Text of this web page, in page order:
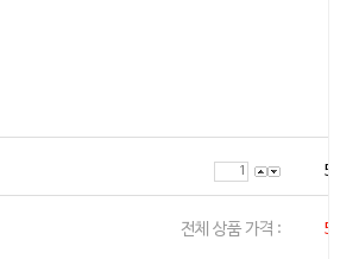
5,000
전체 상품 가격 : 5,000